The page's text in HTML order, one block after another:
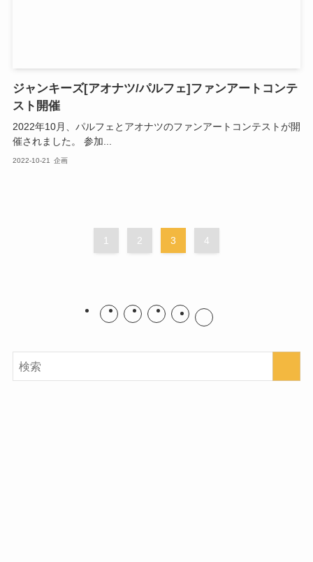
ジャンキーズ[アオナツ/パルフェ]ファンアートコンテ
スト開催
2022年10月、パルフェとアオナツのファンアートコンテストが開
催されました。 参加...
2022-10-21 企画
1 2 3 4